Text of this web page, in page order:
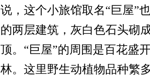
说，这个小旅馆取名“巨屋”
的两层建筑，灰白色石头砌
顶。“巨屋”的周围是百花盛
林。这里野生动植物品种繁